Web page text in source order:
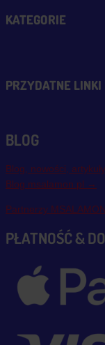
KATEGORIE
PRZYDATNE LINKI
BLOG
Blog, nowości, artykuły
Blog msalamon.pl →
Partnerzy
PŁATNOŚĆ &